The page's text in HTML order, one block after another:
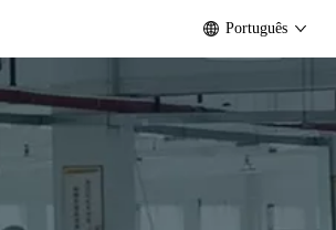
Português